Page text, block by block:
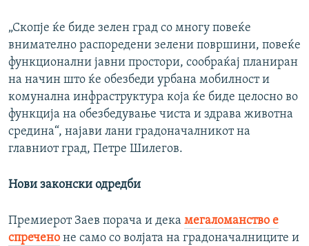
„Скопје ќе биде зелен град со многу повеќе
внимателно распоредени зелени површини, повеќе
функционални јавни простори, сообраќај планиран
на начин што ќе обезбеди урбана мобилност и
комунална инфраструктура која ќе биде целосно во
функција на обезбедување чиста и здрава животна
средина“, најави лани градоначалникот на
главниот град, Петре Шилегов.
Нови законски одредби
Премиерот Заев порача и дека мегаломанство е
спречено не само со волјата на градоначалниците и